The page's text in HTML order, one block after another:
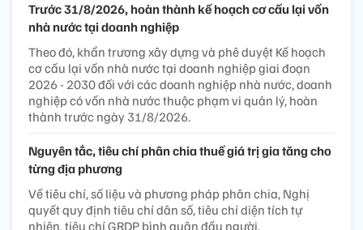
Trước 31/8/2026, hoàn thành kế hoạch cơ cấu lại vốn
nhà nước tại doanh nghiệp
Theo đó, khẩn trương xây dựng và phê duyệt Kế hoạch
cơ cấu lại vốn nhà nước tại doanh nghiệp giai đoạn
2026 - 2030 đối với các doanh nghiệp nhà nước, doanh
nghiệp có vốn nhà nước thuộc phạm vi quản lý, hoàn
thành trước ngày 31/8/2026.
Nguyên tắc, tiêu chí phân chia thuế giá trị gia tăng cho
từng địa phương
Về tiêu chí, số liệu và phương pháp phân chia, Nghị
quyết quy định tiêu chí dân số, tiêu chí diện tích tự
nhiên, tiêu chí GRDP bình quân đầu người.